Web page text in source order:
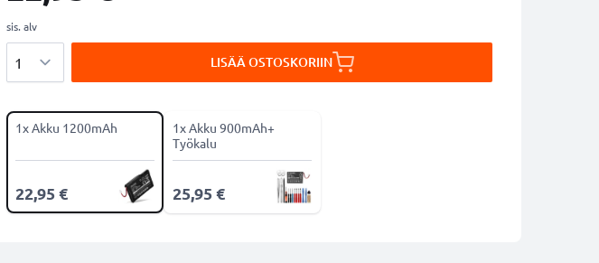
sis. alv
LISÄÄ OSTOSKORIIN
1x Akku 1200mAh
22,95 €
1x Akku 900mAh+
Työkalu
25,95 €